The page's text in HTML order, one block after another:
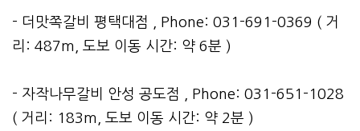
- 더맛쪽갈비 평택대점 , Phone: 031-691-0369 ( 거
리: 487m, 도보 이동 시간: 약 6분 )
- 자작나무갈비 안성 공도점 , Phone: 031-651-1028
( 거리: 183m, 도보 이동 시간: 약 2분 )